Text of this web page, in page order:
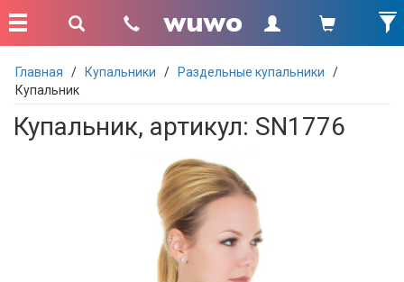
Главная / Купальники / Раздельные купальники
/
Купальник
Купальник, артикул: SN1776